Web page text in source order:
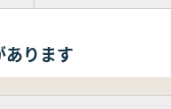
ります